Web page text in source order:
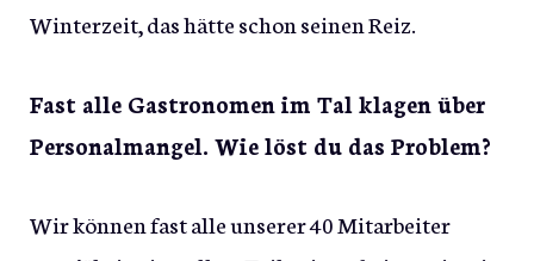
Winterzeit, das hätte schon seinen Reiz.
Fast alle Gastronomen im Tal klagen über
Personalmangel. Wie löst du das Problem?
Wir können fast alle unserer 40 Mitarbeiter